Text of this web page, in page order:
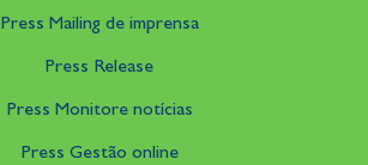
Press Mailing de imprensa
Press Release
Press Monitore notícias
Press Gestão online